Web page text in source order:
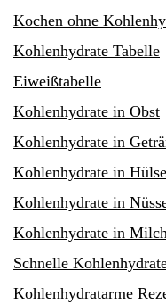
Kochen ohne
Kohlenhydrate Tabelle
Eiweißtabelle
Kohlenhydrate in Obst
Kohlenhydrate in
Kohlenhydrate in
Kohlenhydrate in
Kohlenhydrate in
Schnelle
Kohlenhydratarme